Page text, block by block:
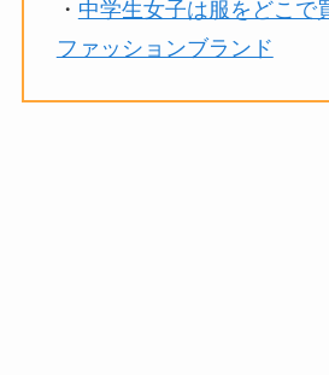
・ 中学生女子は服をどこで
ファッションブランド